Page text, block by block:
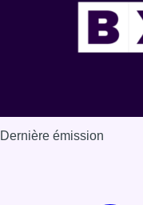
Dernière émission